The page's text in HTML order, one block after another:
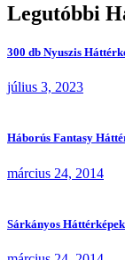
Legutóbbi
300 db Nyuszis
július 3, 2023
Háborús Fantasy
március 24, 2014
Sárkányos Háttérképek